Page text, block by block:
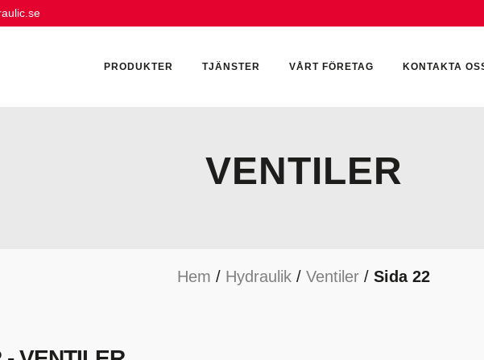
PRODUKTER
HYDRAULIKTILLBEHÖR HYDRAULMOTORER
TJÄNSTER VÅRT FÖRETAG KONTAKTA
VENTILER
Hem / Hydraulik / Ventiler / Sida 22